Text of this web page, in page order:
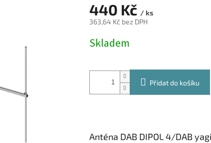
440 Kč / ks
363,64 Kč bez DPH
cena:
Skladem
Přidat do košíku
Anténa DAB DIPOL 4/DAB